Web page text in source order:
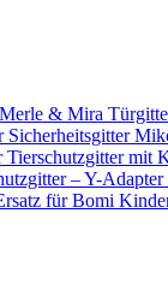
& Mira
Sicherheitsgitter
Tierschutzgitter mit
– Y-Adapter
für Bomi